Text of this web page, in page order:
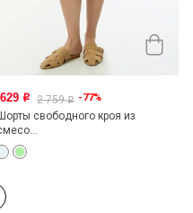
629 o 2 759o -77%
свободного кроя из